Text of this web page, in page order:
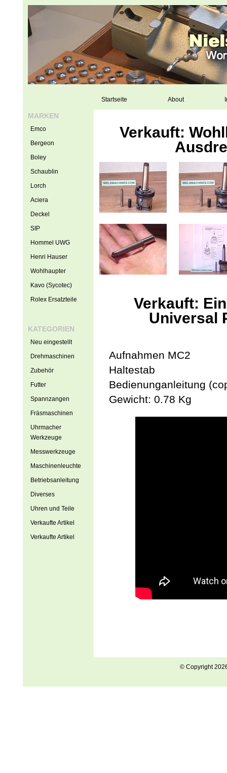
Startseite About
Verkauft:
Verkauft:
Universal
Aufnahmen MC2
Haltestab
Bedienunganleitung
Gewicht: 0.78 Kg
MARKEN
Emco
Bergeon
Boley
Schaublin
Lorch
Aciera
Deckel
SIP
Hommel UWG
Henri Hauser
Wohlhaupter
Kavo (Sycotec)
Rolex Ersatzteile
KATEGORIEN
Neu eingestellt
Drehmaschinen
Zubehör
Futter
Spannzangen
Fräsmaschinen
Uhrmacher
Werkzeuge
Messwerkzeuge
Maschinenleuchte
Betriebsanleitung
Diverses
Uhren und Teile
Verkaufte Artikel
Verkaufte Artikel
© Copyright